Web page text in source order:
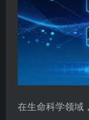
在生命科学领域